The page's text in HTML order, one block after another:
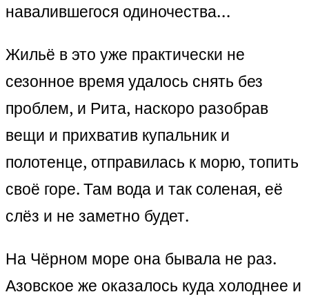
навалившегося одиночества…
Жильё в это уже практически не
сезонное время удалось снять без
проблем, и Рита, наскоро разобрав
вещи и прихватив купальник и
полотенце, отправилась к морю, топить
своё горе. Там вода и так соленая, её
слёз и не заметно будет.
На Чёрном море она бывала не раз.
Азовское же оказалось куда холоднее и